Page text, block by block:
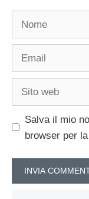
Salva il mio
browser per